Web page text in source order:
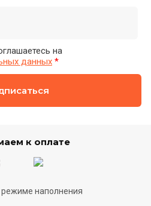
на
данных *
к оплате
наполнения